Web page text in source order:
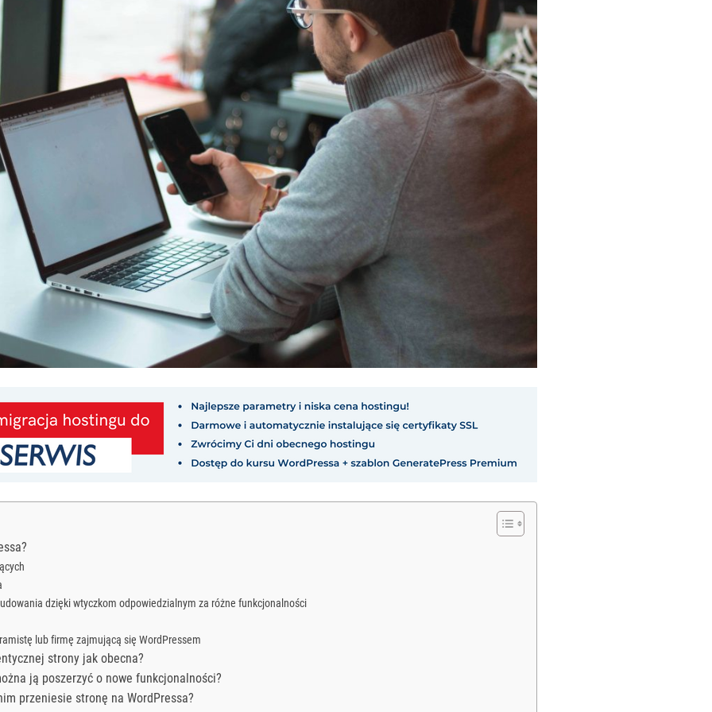
dzięki wtyczkom odpowiedzialnym za różne funkcjonalności
lub firmę zajmującą się WordPressem
strony jak obecna?
ją poszerzyć o nowe funkcjonalności?
przeniesie stronę na WordPressa?